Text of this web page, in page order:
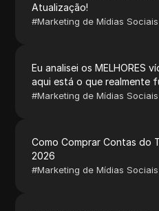
Atualização!
#Marketing de Mídias Sociais
Eu analisei os MELHORES
aqui está o que realmente
#Marketing de Mídias Sociais
Como Comprar Contas do
2026
#Marketing de Mídias Sociais